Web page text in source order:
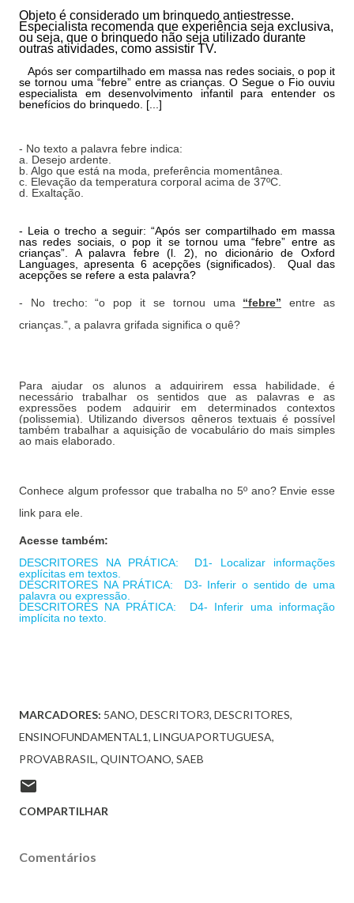
Objeto é considerado um brinquedo antiestresse.
Especialista recomenda que experiência seja exclusiva,
ou seja, que o brinquedo não seja utilizado durante
outras atividades, como assistir TV.
Após ser compartilhado em massa nas redes sociais, o pop it
se tornou uma “febre” entre as crianças. O Segue o Fio ouviu
especialista em desenvolvimento infantil para entender os
benefícios do brinquedo. [...]
- No texto a palavra febre indica:
a. Desejo ardente.
b. Algo que está na moda, preferência momentânea.
c. Elevação da temperatura corporal acima de 37ºC.
d. Exaltação.
- Leia o trecho a seguir: “Após ser compartilhado em massa
nas redes sociais, o pop it se tornou uma “febre” entre as
crianças”. A palavra febre (l. 2), no dicionário de Oxford
Languages, apresenta 6 acepções (significados).
Qual das
acepções se refere a esta palavra?
- No trecho: “o pop it se tornou uma “febre” entre as
crianças.”, a palavra grifada significa o quê?
Para ajudar os alunos a adquirirem essa habilidade, é
necessário trabalhar os sentidos que as palavras e as
expressões podem adquirir em determinados contextos
(polissemia). Utilizando diversos gêneros textuais é possível
também trabalhar a aquisição de vocabulário do mais simples
ao mais elaborado.
Conhece algum professor que trabalha no 5º ano? Envie esse
link para ele.
Acesse também:
DESCRITORES NA PRÁTICA: D1- Localizar informações
explícitas em textos.
DESCRITORES NA PRÁTICA: D3- Inferir o sentido de uma
palavra ou expressão.
DESCRITORES NA PRÁTICA: D4- Inferir uma informação
implícita no texto.
MARCADORES: 5ANO DESCRITOR3 DESCRITORES
ENSINOFUNDAMENTAL1 LINGUAPORTUGUESA
PROVABRASIL QUINTOANO SAEB
COMPARTILHAR
Comentários